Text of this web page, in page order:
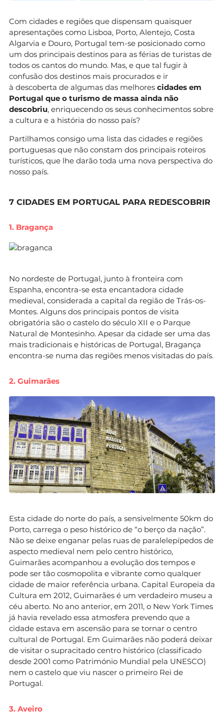
Com cidades e regiões que dispensam quaisquer
apresentações como Lisboa, Porto, Alentejo, Costa
Algarvia e Douro, Portugal tem-se posicionado como
um dos principais destinos para as férias de turistas de
todos os cantos do mundo. Mas, e que tal fugir à
confusão dos destinos mais procurados e ir
à descoberta de algumas das melhores cidades em
Portugal que o turismo de massa ainda não
descobriu, enriquecendo os seus conhecimentos sobre
a cultura e a história do nosso país?
Partilhamos consigo uma lista das cidades e regiões
portuguesas que não constam dos principais roteiros
turísticos, que lhe darão toda uma nova perspectiva do
nosso país.
7 CIDADES EM PORTUGAL PARA REDESCOBRIR
1. Bragança
No nordeste de Portugal, junto à fronteira com
Espanha, encontra-se esta encantadora cidade
medieval, considerada a capital da região de Trás-os-
Montes. Alguns dos principais pontos de visita
obrigatória são o castelo do século XII e o Parque
Natural de Montesinho. Apesar da cidade ser uma das
mais tradicionais e históricas de Portugal, Bragança
encontra-se numa das regiões menos visitadas do país.
2. Guimarães
Esta cidade do norte do país, a sensivelmente 50km do
Porto, carrega o peso histórico de “o berço da nação”.
Não se deixe enganar pelas ruas de paralelepípedos de
aspecto medieval nem pelo centro histórico,
Guimarães acompanhou a evolução dos tempos e
pode ser tão cosmopolita e vibrante como qualquer
cidade de maior referência urbana. Capital Europeia da
Cultura em 2012, Guimarães é um verdadeiro museu a
céu aberto. No ano anterior, em 2011, o New York Times
já havia revelado essa atmosfera prevendo que a
cidade estava em ascensão para se tornar o centro
cultural de Portugal. Em Guimarães não poderá deixar
de visitar o supracitado centro histórico (classificado
desde 2001 como Património Mundial pela UNESCO)
nem o castelo que viu nascer o primeiro Rei de
Portugal.
3. Aveiro